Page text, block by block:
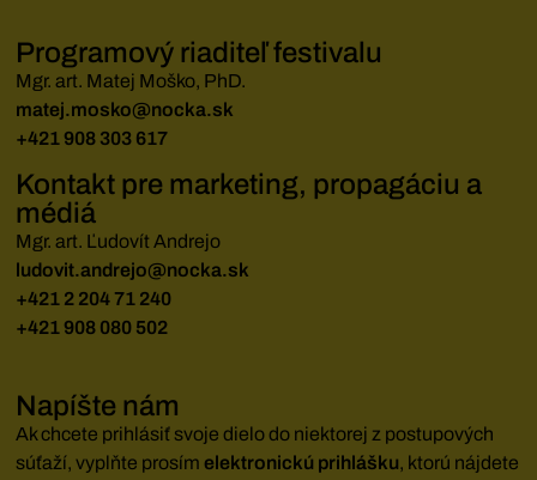
Programový riaditeľ festivalu
Mgr. art. Matej Moško, PhD.
matej.mosko@nocka.sk
+421 908 303 617
Kontakt pre marketing, propagáciu a
médiá
Mgr. art. Ľudovít Andrejo
ludovit.andrejo@nocka.sk
+421 2 204 71 240
+421 908 080 502
Napíšte nám
Ak chcete prihlásiť svoje dielo do niektorej z postupových
súťaží, vyplňte prosímelektronickú prihlášku, ktorú nájdete